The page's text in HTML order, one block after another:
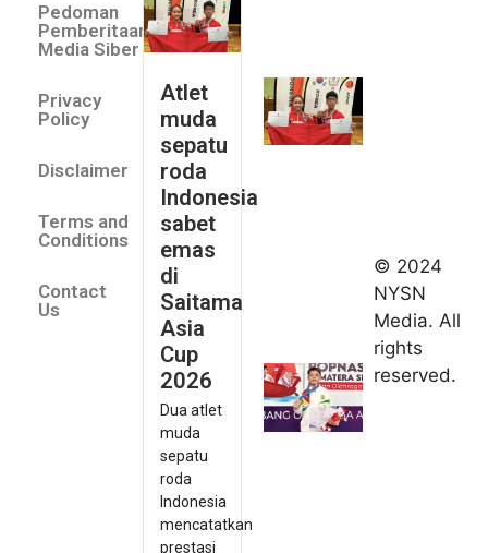
Pedoman
Pemberitaan
Media Siber
Privacy
Policy
Disclaimer
Terms and
Conditions
Contact
Us
Atlet
muda
sepatu
roda
Indonesia
sabet
emas
di
Saitama
Asia
Cup
2026
Dua atlet
muda
sepatu
roda
Indonesia
mencatatkan
prestasi
2026
Indonesia
kirim tiga
lifter
muda ke
Kejuaraan
© 2024
NYSN
Media. All
rights
reserved.